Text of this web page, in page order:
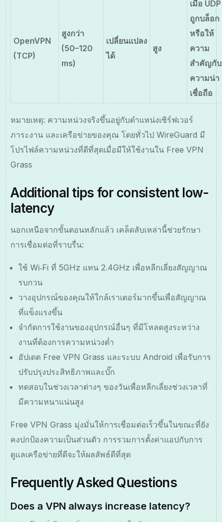
OpenVPN
(TCP)
สูงกว่า
(50–120
ms)
เปลี่ยนแปลง
ได้
สูง
เมื่อ UDP
ถูกบล็อก
หรือให้
ความ
สำคัญกับ
ความน่า
เชื่อถือ
หมายเหตุ: ความหน่วงจริงขึ้นอยู่กับตำแหน่งเซิร์ฟเวอร์
ภาระงาน และเครือข่ายของคุณ โดยทั่วไป WireGuard มี
โปรไฟล์ความหน่วงที่ดีที่สุดเมื่อมีให้ใช้งานใน Free VPN
Grass
Additional tips for consistent low-
latency
นอกเหนือจากขั้นตอนหลักแล้ว เคล็ดลับเหล่านี้ช่วยรักษา
การเชื่อมต่อที่ราบรื่น:
ใช้ Wi‑Fi ที่ 5GHz แทน 2.4GHz เพื่อหลีกเลี่ยงสัญญาณ
รบกวน
วางอุปกรณ์ของคุณให้ใกล้เราเตอร์มากขึ้นเพื่อสัญญาณ
ที่แข็งแรงขึ้น
จำกัดการใช้งานของอุปกรณ์อื่นๆ ที่มีโหลดสูงระหว่าง
งานที่ต้องการความหน่วงต่ำ
อัปเดต Free VPN Grass และระบบ Android เพื่อรับการ
ปรับปรุงประสิทธิภาพและบั๊ก
ทดสอบในช่วงเวลาต่างๆ ของวันเพื่อหลีกเลี่ยงช่วงเวลาที่
มีความหนาแน่นสูง
Free VPN Grass มุ่งมั่นให้การเชื่อมต่อเร็วขึ้นในขณะที่ยัง
คงปกป้องความเป็นส่วนตัว การรวมการตั้งค่าแอปกับการ
ดูแลเครือข่ายที่ดีจะให้ผลลัพธ์ดีที่สุด
Frequently Asked Questions
Does a VPN always increase latency?